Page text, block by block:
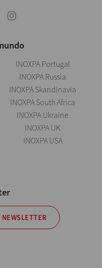
INOXPA Portugal
INOXPA Russia
INOXPA Skandinavia
INOXPA South Africa
INOXPA Ukraine
INOXPA UK
INOXPA USA